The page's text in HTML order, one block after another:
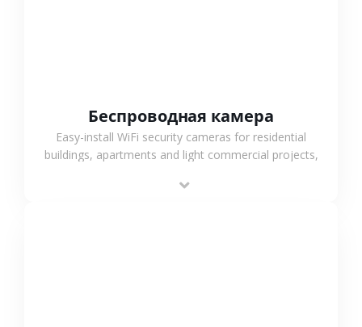
Беспроводная камера
Easy-install WiFi security cameras for residential
buildings, apartments and light commercial projects,
surveillance solutions.